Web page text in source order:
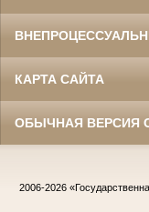
КАРТА САЙТА
ОБЫЧНАЯ ВЕРСИЯ
2006-2026